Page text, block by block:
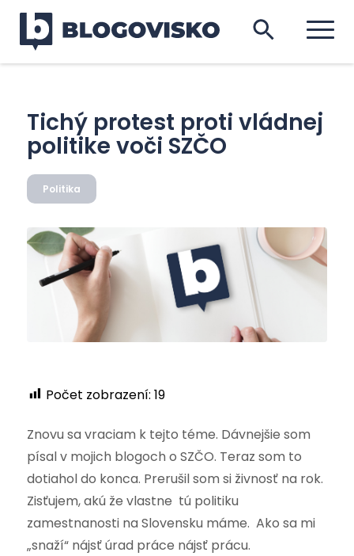
Tichý protest proti vládnej
politike voči SZČO
Politika
Počet zobrazení: 19
Znovu sa vraciam k tejto téme. Dávnejšie som
písal v mojich blogoch o SZČO. Teraz som to
dotiahol do konca. Prerušil som si živnosť na rok.
Zisťujem, akú že vlastne tú politiku
zamestnanosti na Slovensku máme. Ako sa mi
„snaží“ nájsť úrad práce nájsť prácu.